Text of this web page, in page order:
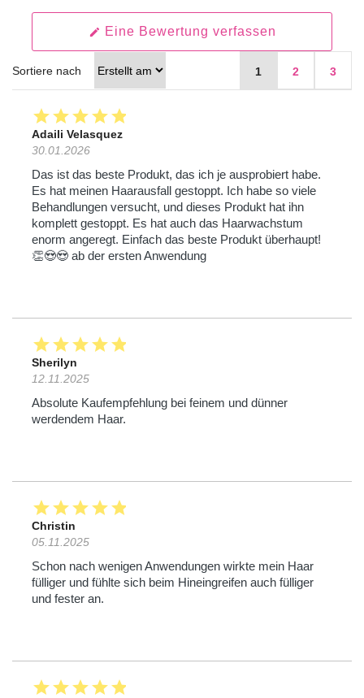
edit Eine Bewertung verfassen
Sortiere nach 1 2 3
starstarstarstarstar
Adaili Velasquez
30.01.2026
Das ist das beste Produkt, das ich je ausprobiert habe.
Es hat meinen Haarausfall gestoppt. Ich habe so viele
Behandlungen versucht, und dieses Produkt hat ihn
komplett gestoppt. Es hat auch das Haarwachstum
enorm angeregt. Einfach das beste Produkt überhaupt!
👏😍😍 ab der ersten Anwendung
starstarstarstarstar
Sherilyn
12.11.2025
Absolute Kaufempfehlung bei feinem und dünner
werdendem Haar.
starstarstarstarstar
Christin
05.11.2025
Schon nach wenigen Anwendungen wirkte mein Haar
fülliger und fühlte sich beim Hineingreifen auch fülliger
und fester an.
starstarstarstarstar